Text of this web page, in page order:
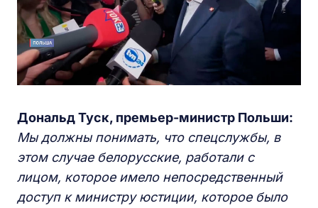
Дональд Туск, премьер-министр Польши:
Мы должны понимать, что спецслужбы, в
этом случае белорусские, работали с
лицом, которое имело непосредственный
доступ к министру юстиции, которое было